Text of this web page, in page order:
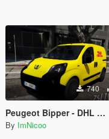
740
Peugeot Bipper - DHL Express (Paintjob | FiveM)
By ImNicoo